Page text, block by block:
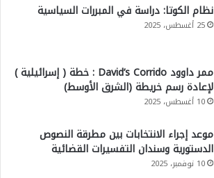
نظام الكوتا: دراسة في المبررات السياسية
25 أغسطس، 2025
ممر داوود David’s Corrido : خطة ( إسرائيلية )
لإعادة رسم خريطة (الشرق الأوسط)
10 أغسطس، 2025
موعد إجراء الانتخابات بين مطرقة النصوص
الدستورية وسندان التفسيرات القضائية
10 نوفمبر، 2025